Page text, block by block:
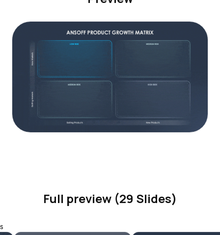
Full preview (29 Slides)
s